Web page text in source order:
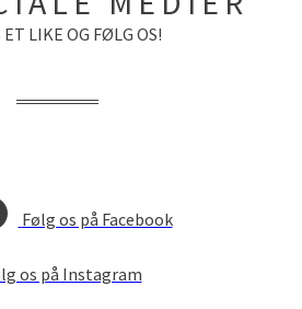
ET LIKE OG FØLG OS!
Følg os på Facebook
os på Instagram